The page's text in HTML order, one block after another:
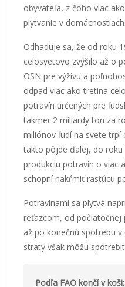
obyvateľa, z čoho viac
plytvanie v
Odhaduje sa, že od roku
celosvetovo zvýšilo až o
OSN pre výživu a
odpad viac ako tretina
potravín určených pre
takmer 2 miliardy ton za
miliónov ľudí na svete trpí
takto pôjde ďalej, do roku
produkciu potravín o viac
schopní nakŕmiť rastúcu
Potravinami sa plytvá
reťazcom, od počiatočnej
až po konečnú spotrebu
straty však môžu
Podľa FAO končí v koši: